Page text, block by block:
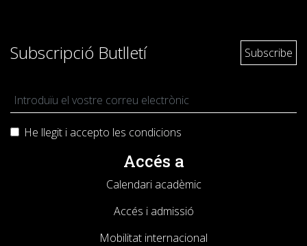
Subscripció Butlletí
He llegit i accepto les condicions
Accés a
Calendari acadèmic
Accés i admissió
Mobilitat internacional